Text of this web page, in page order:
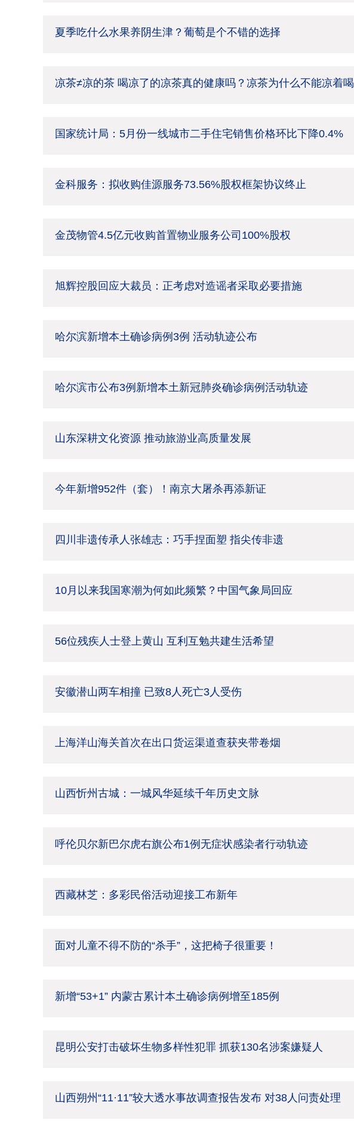
夏季吃什么水果养阴生津？葡萄是个不错的选择
凉茶≠凉的茶 喝凉了的凉茶真的健康吗？凉茶为什么不能凉着喝
国家统计局：5月份一线城市二手住宅销售价格环比下降0.4%
金科服务：拟收购佳源服务73.56%股权框架协议终止
金茂物管4.5亿元收购首置物业服务公司100%股权
旭辉控股回应大裁员：正考虑对造谣者采取必要措施
哈尔滨新增本土确诊病例3例 活动轨迹公布
哈尔滨市公布3例新增本土新冠肺炎确诊病例活动轨迹
山东深耕文化资源 推动旅游业高质量发展
今年新增952件（套）！南京大屠杀再添新证
四川非遗传承人张雄志：巧手捏面塑 指尖传非遗
10月以来我国寒潮为何如此频繁？中国气象局回应
56位残疾人士登上黄山 互利互勉共建生活希望
安徽潜山两车相撞 已致8人死亡3人受伤
上海洋山海关首次在出口货运渠道查获夹带卷烟
山西忻州古城：一城风华延续千年历史文脉
呼伦贝尔新巴尔虎右旗公布1例无症状感染者行动轨迹
西藏林芝：多彩民俗活动迎接工布新年
面对儿童不得不防的“杀手”，这把椅子很重要！
新增“53+1” 内蒙古累计本土确诊病例增至185例
昆明公安打击破坏生物多样性犯罪 抓获130名涉案嫌疑人
山西朔州“11·11”较大透水事故调查报告发布 对38人问责处理